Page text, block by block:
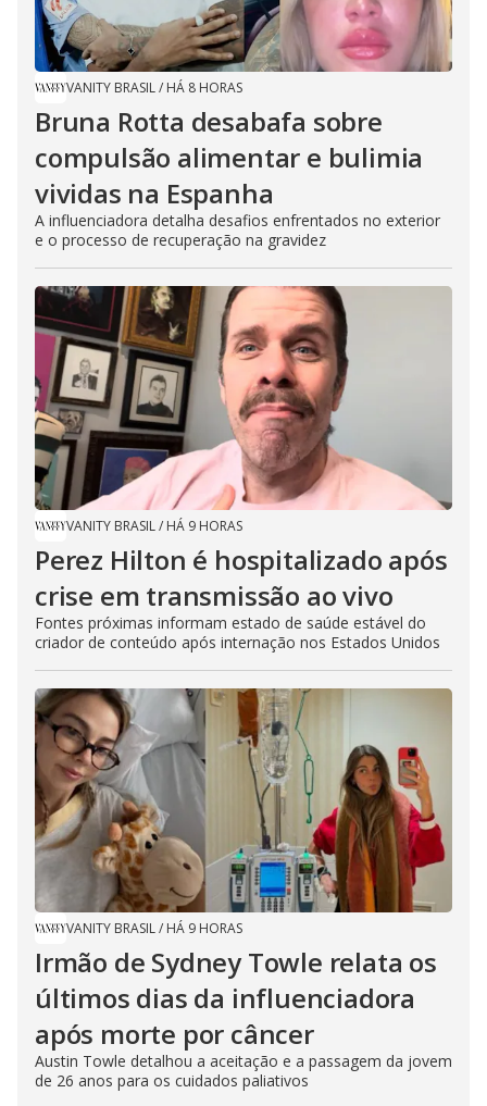
VANITY BRASIL/ HÁ 8 HORAS
Bruna Rotta desabafa sobre
compulsão alimentar e bulimia
vividas na Espanha
A influenciadora detalha desafios enfrentados no exterior
e o processo de recuperação na gravidez
VANITY BRASIL/ HÁ 9 HORAS
Perez Hilton é hospitalizado após
crise em transmissão ao vivo
Fontes próximas informam estado de saúde estável do
criador de conteúdo após internação nos Estados Unidos
VANITY BRASIL/ HÁ 9 HORAS
Irmão de Sydney Towle relata os
últimos dias da influenciadora
após morte por câncer
Austin Towle detalhou a aceitação e a passagem da jovem
de 26 anos para os cuidados paliativos